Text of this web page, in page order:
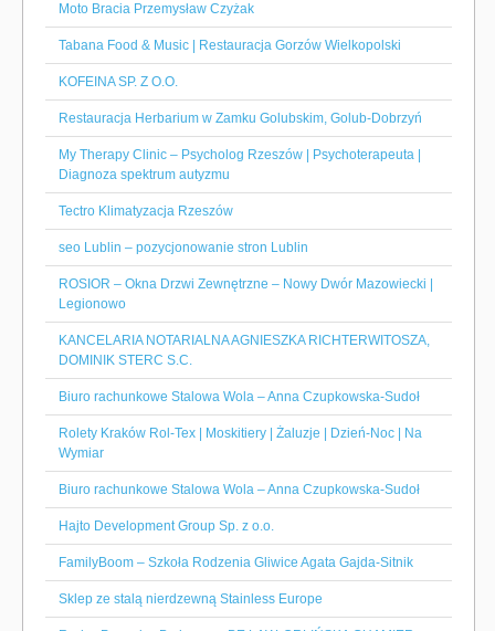
Moto Bracia Przemysław Czyżak
Tabana Food & Music | Restauracja Gorzów Wielkopolski
KOFEINA SP. Z O.O.
Restauracja Herbarium w Zamku Golubskim, Golub-Dobrzyń
My Therapy Clinic – Psycholog Rzeszów | Psychoterapeuta |
Diagnoza spektrum autyzmu
Tectro Klimatyzacja Rzeszów
seo Lublin – pozycjonowanie stron Lublin
ROSIOR – Okna Drzwi Zewnętrzne – Nowy Dwór Mazowiecki |
Legionowo
KANCELARIA NOTARIALNA AGNIESZKA RICHTERWITOSZA,
DOMINIK STERC S.C.
Biuro rachunkowe Stalowa Wola – Anna Czupkowska-Sudoł
Rolety Kraków Rol-Tex | Moskitiery | Żaluzje | Dzień-Noc | Na
Wymiar
Biuro rachunkowe Stalowa Wola – Anna Czupkowska-Sudoł
Hajto Development Group Sp. z o.o.
FamilyBoom – Szkoła Rodzenia Gliwice Agata Gajda-Sitnik
Sklep ze stalą nierdzewną Stainless Europe